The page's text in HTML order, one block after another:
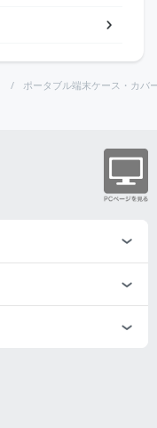
ポータブル端末ケース・カバ